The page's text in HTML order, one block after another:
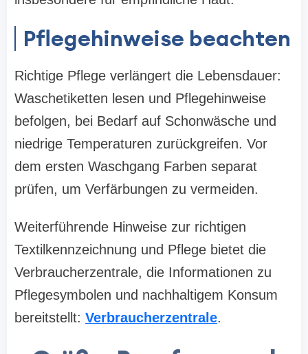
Pflegehinweise beachten
Richtige Pflege verlängert die Lebensdauer:
Waschetiketten lesen und Pflegehinweise
befolgen, bei Bedarf auf Schonwäsche und
niedrige Temperaturen zurückgreifen. Vor
dem ersten Waschgang Farben separat
prüfen, um Verfärbungen zu vermeiden.
Weiterführende Hinweise zur richtigen
Textilkennzeichnung und Pflege bietet die
Verbraucherzentrale, die Informationen zu
Pflegesymbolen und nachhaltigem Konsum
bereitstellt: Verbraucherzentrale.